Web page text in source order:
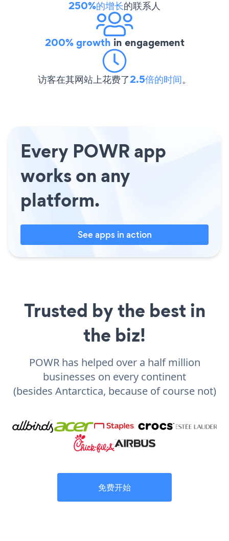
250%的增长的联系人
200% growth in engagement
访客在其网站上花费了2.5倍的时间。
Every POWR app
works on any
platform.
See apps in action
Trusted by the best in
the biz!
POWR has helped over a half million
businesses on every continent
(besides Antarctica, because of course not)
免费开始